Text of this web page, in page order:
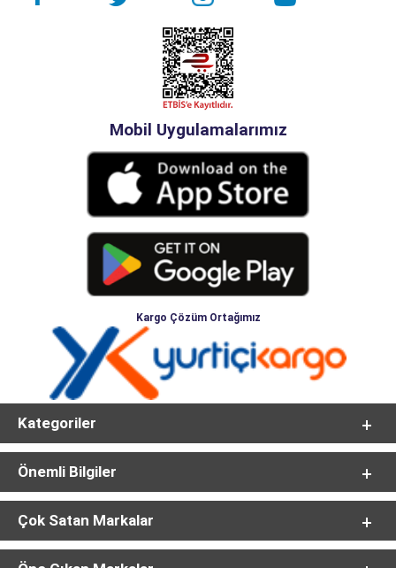
Mobil Uygulamalarımız
Kargo Çözüm Ortağımız
Kategoriler
Önemli Bilgiler
Çok Satan Markalar